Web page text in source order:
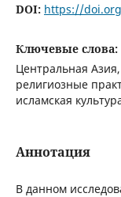
DOI: https://
Ключевые слова:
Центральная
религиозные
исламская
Аннотация
В данном